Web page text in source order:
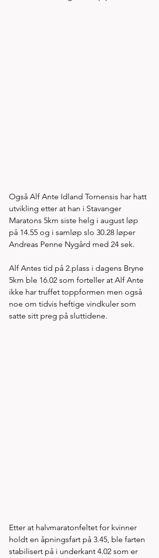
Også Alf Ante Idland Tornensis har hatt
utvikling etter at han i Stavanger
Maratons 5km siste helg i august løp
på 14.55 og i samløp slo 30.28 løper
Andreas Penne Nygård med 24 sek.
Alf Antes tid på 2.plass i dagens Bryne
5km ble 16.02 som forteller at Alf Ante
ikke har truffet toppformen men også
noe om tidvis heftige vindkuler som
satte sitt preg på sluttidene.
Etter at halvmaratonfeltet for kvinner
holdt en åpningsfart på 3.45, ble farten
stabilisert på i underkant 4.02 som er